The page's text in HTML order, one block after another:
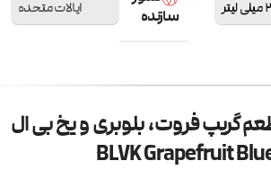
سازنده
ایالات متحده
فروت، بلوبری و یخ بی ال